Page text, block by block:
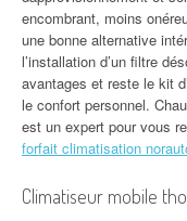
encombrant, moins
une bonne alternative
l’installation d’un filtre
avantages et reste le kit
le confort personnel.
est un expert pour vous
forfait climatisation
Climatiseur mobile